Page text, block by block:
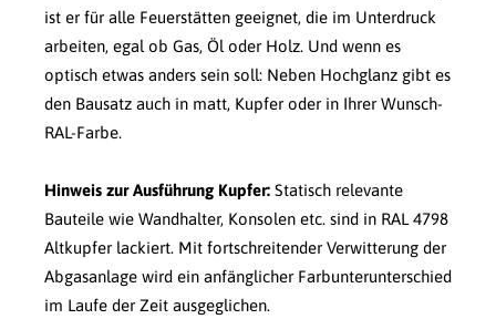
ist er für alle Feuerstätten geeignet, die im Unterdruck
arbeiten, egal ob Gas, Öl oder Holz. Und wenn es
optisch etwas anders sein soll: Neben Hochglanz gibt es
den Bausatz auch in matt, Kupfer oder in Ihrer Wunsch-
RAL-Farbe.
Hinweis zur Ausführung Kupfer: Statisch relevante
Bauteile wie Wandhalter, Konsolen etc. sind in RAL 4798
Altkupfer lackiert. Mit fortschreitender Verwitterung der
Abgasanlage wird ein anfänglicher Farbunterunterschied
im Laufe der Zeit ausgeglichen.